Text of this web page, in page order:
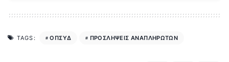
TAGS: ΟΠΣΥΔ ΠΡΟΣΛΗΨΕΙΣ ΑΝΑΠΛΗΡΩΤΩΝ